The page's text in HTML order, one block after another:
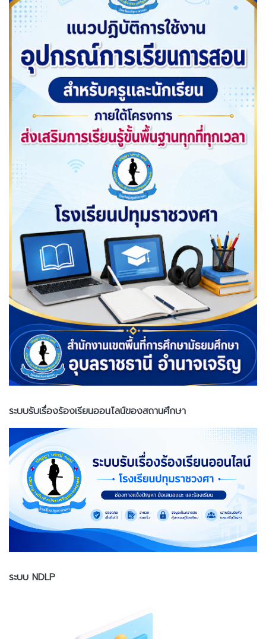
ระบบรับเรื่องร้องเรียนออนไลน์ของสถานศึกษา
ระบบ NDLP